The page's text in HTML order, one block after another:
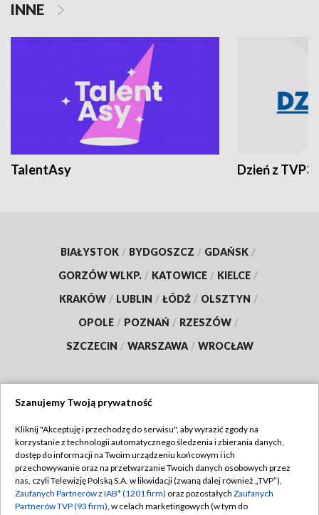
INNE
TalentAsy Dzień z TVP3
BIAŁYSTOK / BYDGOSZCZ / GDAŃSK /
GORZÓW WLKP. / KATOWICE / KIELCE /
KRAKÓW / LUBLIN / ŁÓDŹ / OLSZTYN /
OPOLE / POZNAŃ / RZESZÓW /
SZCZECIN / WARSZAWA / WROCŁAW
TVP
Abonament TVP
Emisja w TVP
Regulamin TVP
Polityka prywatności
Szanujemy Twoją prywatność
Kliknij "Akceptuję i przechodzę do serwisu", aby wyrazić zgody na
korzystanie z technologii automatycznego śledzenia i zbierania danych,
dostęp do informacji na Twoim urządzeniu końcowym i ich
przechowywanie oraz na przetwarzanie Twoich danych osobowych przez
nas, czyli Telewizję Polską S.A. w likwidacji (zwaną dalej również „TVP”),
Zaufanych Partnerów z IAB* (1201 firm) oraz pozostałych Zaufanych
Partnerów TVP (93 firm), w celach marketingowych (w tym do